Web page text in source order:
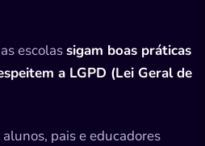
escolassigam boas práticas
a LGPD (Lei Geral de
pais e educadores